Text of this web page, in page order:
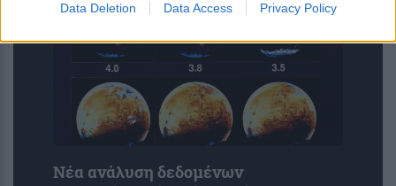
Data Deletion Data Access Privacy Policy
Νέα ανάλυση δεδομένων